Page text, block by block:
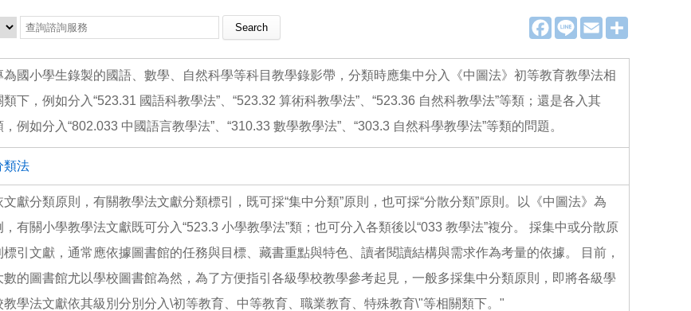
F
a
e
b
o
o
L
e
E
m
i
l
Search this site
為國小學生錄製的國語、數學、自然科學等科目教學錄影帶，分類時應集中分入《中圖法》初等教育教學法相
類下，例如分入“523.31 國語科教學法”、“523.32 算術科教學法”、“523.36 自然科教學法”等類；還是各入其
，例如分入“802.033 中國語言教學法”、“310.33 數學教學法”、“303.3 自然科學教學法”等類的問題。
類法
文獻分類原則，有關教學法文獻分類標引，既可採“集中分類”原則，也可採“分散分類”原則。以《中圖法》為
，有關小學教學法文獻既可分入“523.3 小學教學法”類；也可分入各類後以“033 教學法”複分。 採集中或分散原
標引文獻，通常應依據圖書館的任務與目標、藏書重點與特色、讀者閱讀結構與需求作為考量的依據。 目前，
數的圖書館尤以學校圖書館為然，為了方便指引各級學校教學參考起見，一般多採集中分類原則，即將各級學
教學法文獻依其級別分別分入\初等教育、中等教育、職業教育、特殊教育\"等相關類下。"